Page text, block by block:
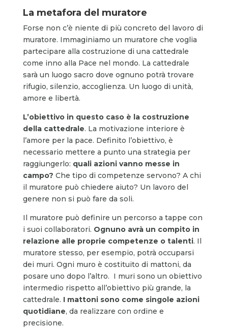
La metafora del muratore
Forse non c’è niente di più concreto del lavoro di
muratore. Immaginiamo un muratore che voglia
partecipare alla costruzione di una cattedrale
come inno alla Pace nel mondo. La cattedrale
sarà un luogo sacro dove ognuno potrà trovare
rifugio, silenzio, accoglienza. Un luogo di unità,
amore e libertà.
L’obiettivo in questo caso è la costruzione
della cattedrale. La motivazione interiore è
l’amore per la pace. Definito l’obiettivo, è
necessario mettere a punto una strategia per
raggiungerlo: quali azioni vanno messe in
campo? Che tipo di competenze servono? A chi
il muratore può chiedere aiuto? Un lavoro del
genere non si può fare da soli.
Il muratore può definire un percorso a tappe con
i suoi collaboratori. Ognuno avrà un compito in
relazione alle proprie competenze o talenti. Il
muratore stesso, per esempio, potrà occuparsi
dei muri. Ogni muro è costituito di mattoni, da
posare uno dopo l’altro. I muri sono un obiettivo
intermedio rispetto all’obiettivo più grande, la
cattedrale. I mattoni sono come singole azioni
quotidiane, da realizzare con ordine e
precisione.